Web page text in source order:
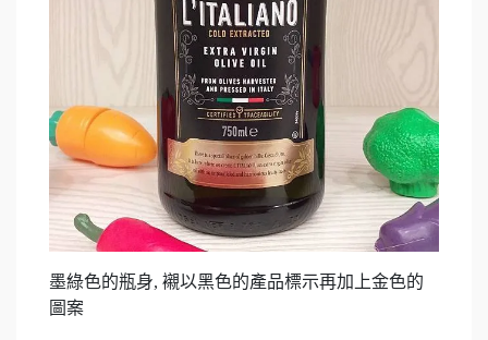
墨綠色的瓶身, 襯以黑色的產品標示再加上金色的
圖案